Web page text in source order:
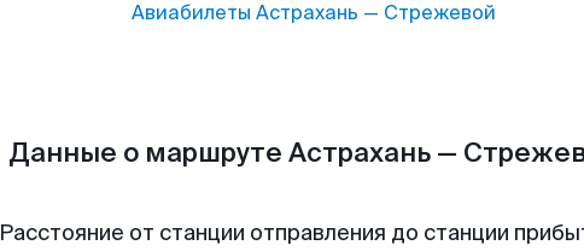
Авиабилеты Астрахань — Стрежевой
Данные о маршруте Астрахань —
Расстояние от станции отправления до станции